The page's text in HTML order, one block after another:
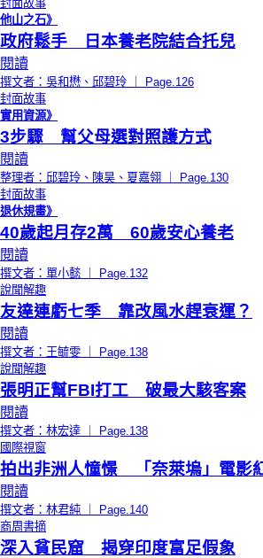
封面故事
他山之石》
政府鬆手 日本養老院結合托兒
閱讀
撰文者：吳和懋、邱碧玲 ｜ Page.126
封面故事
實用資源》
3步驟 幫父母選對照護方式
閱讀
整理者：邱碧玲、陳昊、夏嘉翎 ｜ Page.130
封面故事
退休規畫》
40歲起月存2萬 60歲安心養老
閱讀
撰文者：單小懿 ｜ Page.132
說聞解趣
友達連虧七季 靠改風水趕衰運？
閱讀
撰文者：王毓雯 ｜ Page.138
說聞解趣
張明正幫FBI打工 破最大駭客案
閱讀
撰文者：林宏達 ｜ Page.138
國際視窗
拍出非洲人憧憬 「奈萊塢」電影
閱讀
撰文者：林君純 ｜ Page.140
商周書摘
深入貧民窟 揭穿印度富足假象